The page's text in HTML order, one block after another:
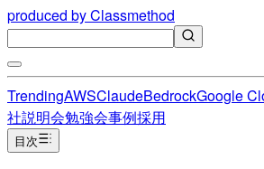
produced by Classmethod
TrendingAWSClaudeBedrockGoogle
社説明会勉強会事例採用
目次